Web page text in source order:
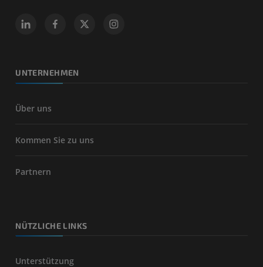
UNTERNEHMEN
Über uns
Kommen Sie zu uns
Partnern
NÜTZLICHE LINKS
Unterstützung